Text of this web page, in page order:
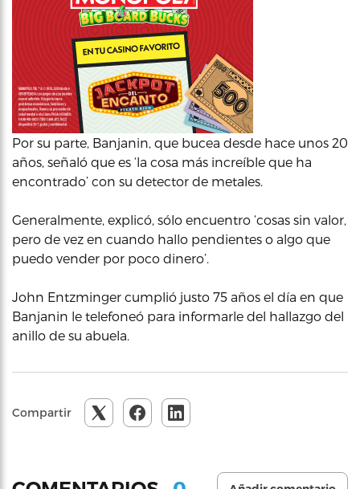
Por su parte, Banjanin, que bucea desde hace unos 20
años, señaló que es ‘la cosa más increíble que ha
encontrado’ con su detector de metales.
Generalmente, explicó, sólo encuentro ‘cosas sin valor,
pero de vez en cuando hallo pendientes o algo que
puedo vender por poco dinero’.
John Entzminger cumplió justo 75 años el día en que
Banjanin le telefoneó para informarle del hallazgo del
anillo de su abuela.
Compartir